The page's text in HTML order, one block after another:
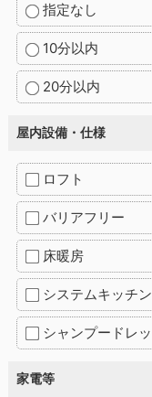
指定なし
10分以内
20分以内
屋内設備・仕様
ロフト
バリアフリー
床暖房
システムキッチン
シャンプードレ
家電等